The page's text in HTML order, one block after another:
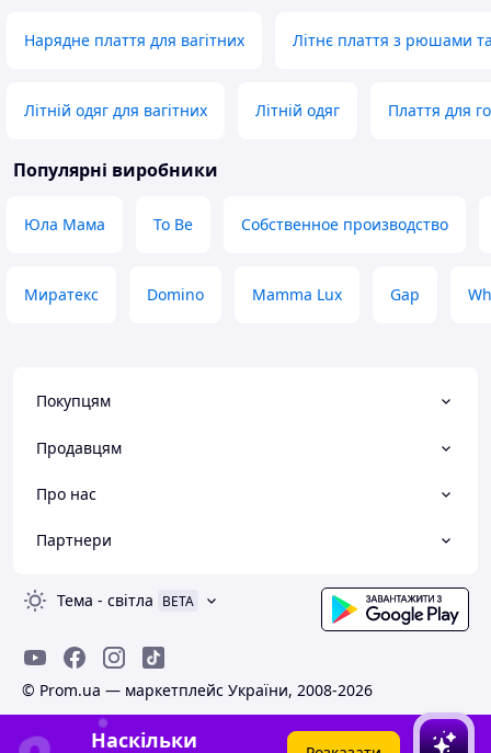
Нарядне плаття для вагітних Літнє плаття з рюшами
Літній одяг для вагітних Літній одяг Плаття для
Популярні виробники
Юла Мама To Be Собственное производство
Миратекс Domino Mamma Lux Gap
Покупцям
Продавцям
Про нас
Партнери
Тема - світла BETA
© Prom.ua — маркетплейс України, 2008-2026
Наскільки